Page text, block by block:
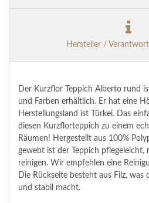
Hersteller /
Der Kurzflor Teppich Alberto rund
und Farben erhältlich. Er hat eine
Herstellungsland ist Türkei. Das
diesen Kurzflorteppich zu einem
Räumen! Hergestellt aus 100%
gewebt ist der Teppich pflegeleicht,
reinigen. Wir empfehlen eine
Die Rückseite besteht aus Filz, was
und stabil macht.